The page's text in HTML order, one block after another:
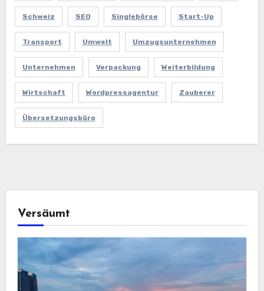
Schweiz SEO Singlebörse Start-Up
Transport Umwelt Umzugsunternehmen
Unternehmen Verpackung Weiterbildung
Wirtschaft Wordpressagentur Zauberer
Übersetzungsbüro
Versäumt